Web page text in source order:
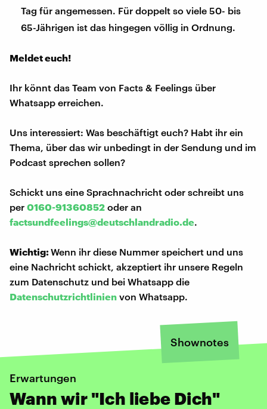
Tag für angemessen. Für doppelt so viele 50- bis
65-Jährigen ist das hingegen völlig in Ordnung.
Meldet euch!
Ihr könnt das Team von Facts & Feelings über
Whatsapp erreichen.
Uns interessiert: Was beschäftigt euch? Habt ihr ein
Thema, über das wir unbedingt in der Sendung und im
Podcast sprechen sollen?
Schickt uns eine Sprachnachricht oder schreibt uns
per 0160-91360852 oder an
factsundfeelings@deutschlandradio.de.
Wichtig:Wenn ihr diese Nummer speichert und uns
eine Nachricht schickt, akzeptiert ihr unsere Regeln
zum Datenschutz und bei Whatsapp die
Datenschutzrichtlinien von Whatsapp.
Shownotes
Erwartungen
Wann wir "Ich liebe Dich"